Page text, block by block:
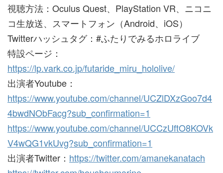
視聴方法：Oculus Quest、PlayStation VR、ニコニ
コ生放送、スマートフォン（Android、iOS）
Twitterハッシュタグ：#ふたりでみるホロライブ
特設ページ：
https://lp.vark.co.jp/futaride_miru_hololive/
出演者Youtube：
https://www.youtube.com/channel/UCZlDXzGoo7d4
4bwdNObFacg?sub_confirmation=1
https://www.youtube.com/channel/UCCzUftO8KOVk
V4wQG1vkUvg?sub_confirmation=1
出演者Twitter： https://twitter.com/amanekanatach